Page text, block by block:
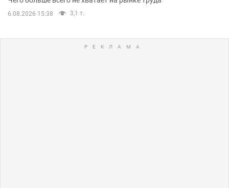
6.08.2026 15:38 3,1 т.